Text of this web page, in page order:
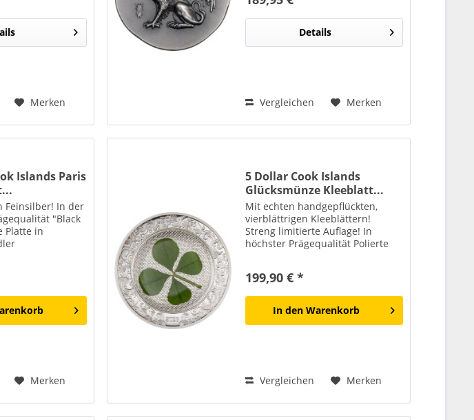
Merken
Details
Vergleichen Merken
Islands Paris
Feinsilber! In der
"Black
Platte in
ist auf nur
Merken
5 Dollar Cook Islands
Glücksmünze Kleeblatt...
Mit echten handgepflückten,
vierblättrigen Kleeblättern!
Streng limitierte Auflage! In
höchster Prägequalität Polierte
199,90 € *
In den Warenkorb
Vergleichen Merken